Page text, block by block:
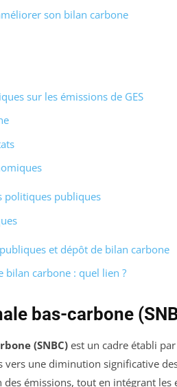
son bilan carbone
sur les émissions de GES
politiques publiques
et dépôt de bilan carbone
bilan carbone : quel lien ?
bas-carbone
(SNBC) est un cadre établi
une diminution significative
émissions, tout en intégrant les